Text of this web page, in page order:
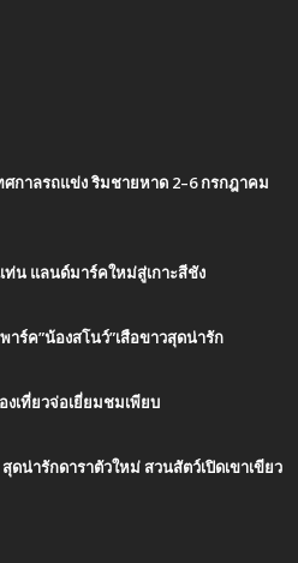
ทศกาลรถแข่ง ริมชายหาด 2–6 กรกฎาคม
ท่น แลนด์มาร์คใหม่สู่เกาะสีชัง
ร์ค”น้องสโนว์”เสือขาวสุดน่ารัก
เที่ยวจ่อเยี่ยมชมเพียบ
น่ารักดาราตัวใหม่ สวนสัตว์เปิดเขาเขียว